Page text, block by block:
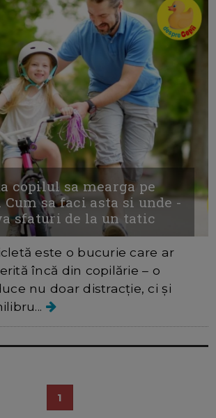
copilul sa mearga pe
sa faci asta si unde -
sfaturi de la un tatic
este o bucurie care ar
încă din copilărie – o
nu doar distracție, ci și
1